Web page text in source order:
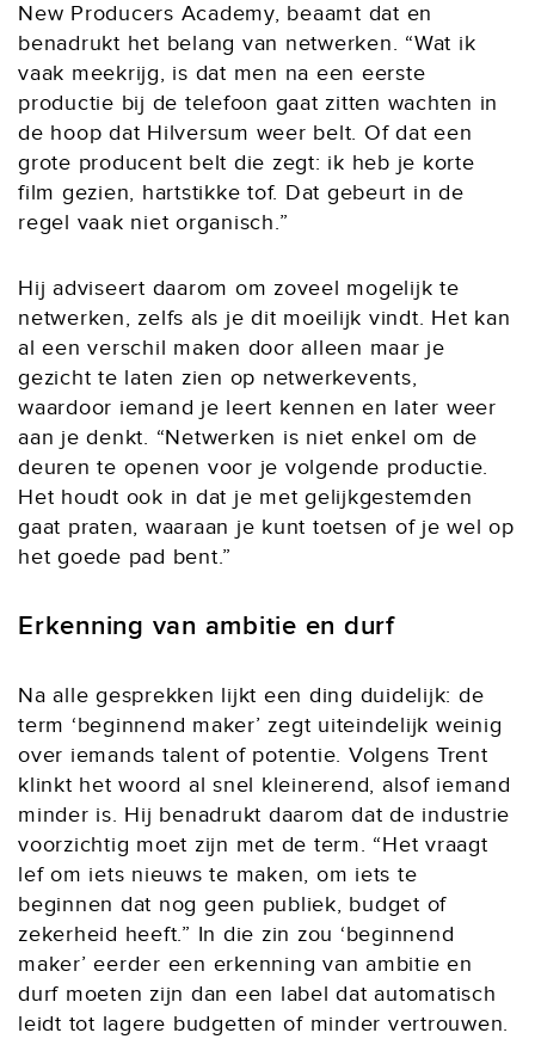
New Producers Academy, beaamt dat en
benadrukt het belang van netwerken. “Wat ik
vaak meekrijg, is dat men na een eerste
productie bij de telefoon gaat zitten wachten in
de hoop dat Hilversum weer belt. Of dat een
grote producent belt die zegt: ik heb je korte
film gezien, hartstikke tof. Dat gebeurt in de
regel vaak niet organisch.”
Hij adviseert daarom om zoveel mogelijk te
netwerken, zelfs als je dit moeilijk vindt. Het kan
al een verschil maken door alleen maar je
gezicht te laten zien op netwerkevents,
waardoor iemand je leert kennen en later weer
aan je denkt. “Netwerken is niet enkel om de
deuren te openen voor je volgende productie.
Het houdt ook in dat je met gelijkgestemden
gaat praten, waaraan je kunt toetsen of je wel op
het goede pad bent.”
Erkenning van ambitie en durf
Na alle gesprekken lijkt een ding duidelijk: de
term ‘beginnend maker’ zegt uiteindelijk weinig
over iemands talent of potentie. Volgens Trent
klinkt het woord al snel kleinerend, alsof iemand
minder is. Hij benadrukt daarom dat de industrie
voorzichtig moet zijn met de term. “Het vraagt
lef om iets nieuws te maken, om iets te
beginnen dat nog geen publiek, budget of
zekerheid heeft.” In die zin zou ‘beginnend
maker’ eerder een erkenning van ambitie en
durf moeten zijn dan een label dat automatisch
leidt tot lagere budgetten of minder vertrouwen.